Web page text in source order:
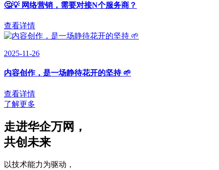
🤔💡 网络营销，需要对接N个服务商？
查看详情
2025-11-26
内容创作，是一场静待花开的坚持 🌱
查看详情
了解更多
走进华企万网 ，
共创未来
以技术能力为驱动 ，